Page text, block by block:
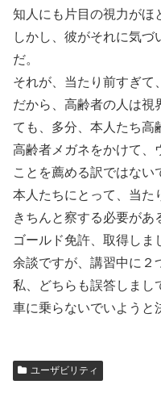
知人にも片目の視力がほ
しかし、彼がそれに気づ
だ。
それが、当たり前すぎて
だから、高齢者の人は視
ても、多分、本人たち高
高齢者メガネをかけて、
ことを薦める訳ではない
本人たちにとって、当た
きちんと察する必要があ
ゴールド免許、取得しま
余談ですが、講習中に２
私、どちらも誤答しまし
車に乗らないでいようと
ユーザビリティ